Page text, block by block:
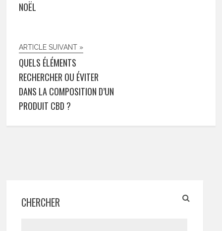
NOËL
ARTICLE SUIVANT »
QUELS ÉLÉMENTS
RECHERCHER OU ÉVITER
DANS LA COMPOSITION D’UN
PRODUIT CBD ?
CHERCHER